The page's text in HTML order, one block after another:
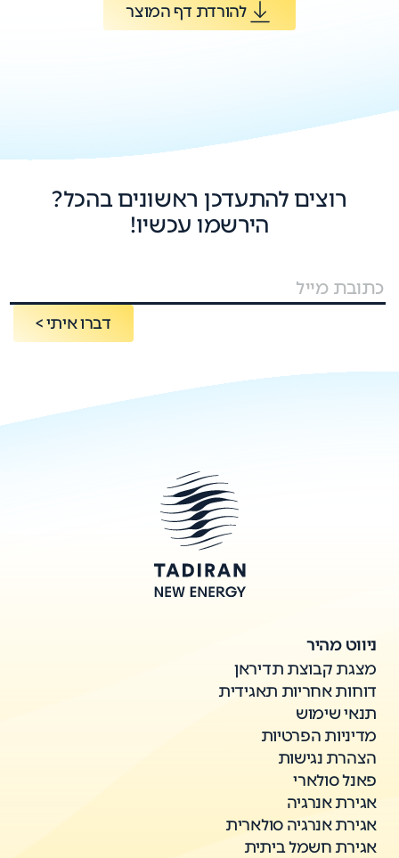
להורדת דף המוצר
רוצים להתעדכן ראשונים בהכל?
הירשמו עכשיו!
דברו איתי >
ניווט מהיר
מצגת קבוצת תדיראן
דוחות אחריות תאגידית
תנאי שימוש
מדיניות הפרטיות
הצהרת נגישות
פאנל סולארי
אגירת אנרגיה
אגירת אנרגיה סולארית
אגירת חשמל ביתית